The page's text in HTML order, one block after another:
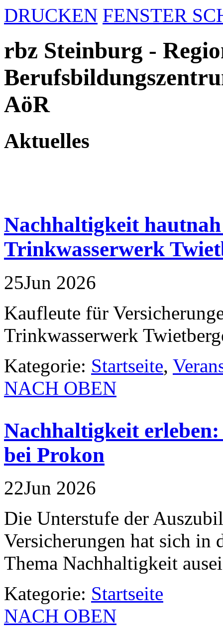
DRUCKEN FENSTER
rbz Steinburg -
AöR
Aktuelles
Nachhaltigkeit
Trinkwasserwerk
25Jun 2026
Kaufleute für
Trinkwasserwerk
Kategorie: Startseite,
NACH OBEN
Nachhaltigkeit erleben:
bei Prokon
22Jun 2026
Die Unterstufe der
Versicherungen hat sich in
Thema Nachhaltigkeit
Kategorie: Startseite
NACH OBEN